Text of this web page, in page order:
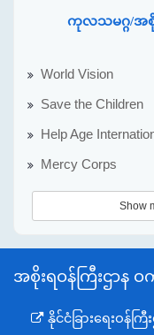
ကုလသမဂ္ဂ/အစို
World Vision
Save the Children
Help Age
Mercy Corps
Show
အစိုးရဝန်ကြီးဌာန ဝ
နိုင်ငံခြားရေးဝန်ကြီ